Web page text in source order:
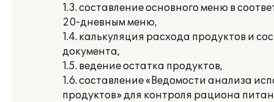
1.3. составление основного меню в
20-дневным меню,
1.4. калькуляция расхода продуктов и
документа,
1.5. ведение остатка продуктов,
1.6. составление «Ведомости анализа
продуктов» для контроля рациона